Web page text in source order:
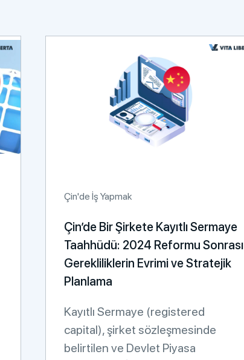
Çin'de İş Yapmak
Çin’de Bir Şirkete Kayıtlı Sermaye
Taahhüdü: 2024 Reformu Sonrası
Gerekliliklerin Evrimi ve Stratejik
Planlama
Kayıtlı Sermaye (registered
capital), şirket sözleşmesinde
belirtilen ve Devlet Piyasa